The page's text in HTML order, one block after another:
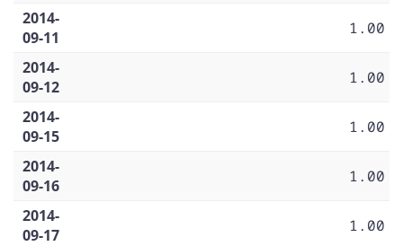
2014-
09-11
1.00
2014-
09-12
1.00
2014-
09-15
1.00
2014-
09-16
1.00
2014-
09-17
1.00